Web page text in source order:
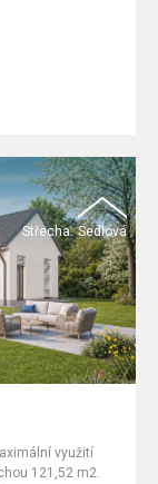
Střecha: Sedlová
využití
121,52 m2.